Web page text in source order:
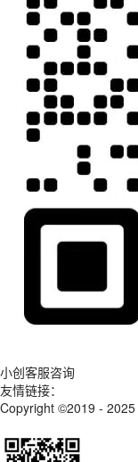
小创客服咨询
友情链接：
Copyright ©2019 - 2025